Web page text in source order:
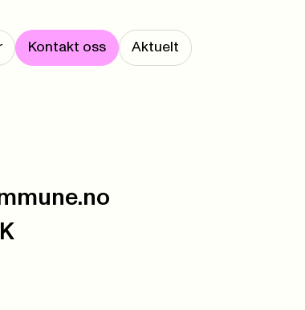
Kontakt oss Aktuelt